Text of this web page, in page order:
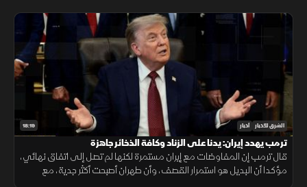
18:19 الشرق للأخبار أخبار
ترمب يهدد إيران: يدنا على الزناد وكافة الذخائر جاهزة
قال ترمب إن المفاوضات مع إيران مستمرة لكنها لم تصل إلى اتفاق نهائي،
مؤكدا أن البديل هو استمرار القصف، وأن طهران أصبحت أكثر جدية، مع